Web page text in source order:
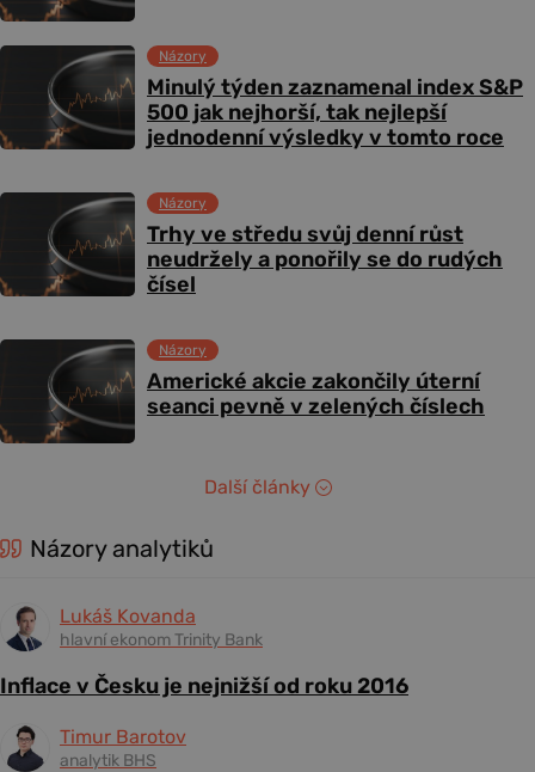
Minulý týden zaznamenal index S&P
500 jak nejhorší, tak nejlepší
jednodenní výsledky v tomto roce
Názory
Trhy ve středu svůj denní růst
neudržely a ponořily se do rudých
čísel
Názory
Americké akcie zakončily úterní
seanci pevně v zelených číslech
Názory
Další články
Názory analytiků
Lukáš Kovanda
hlavní ekonom Trinity Bank
Inflace v Česku je nejnižší od roku 2016
Timur Barotov
analytik BHS